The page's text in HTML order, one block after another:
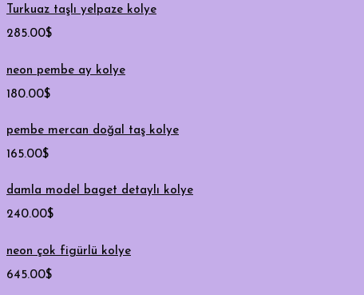
Turkuaz taşlı yelpaze kolye
285.00$
neon pembe ay kolye
180.00$
pembe mercan doğal taş kolye
165.00$
damla model baget detaylı kolye
240.00$
neon çok figürlü kolye
645.00$